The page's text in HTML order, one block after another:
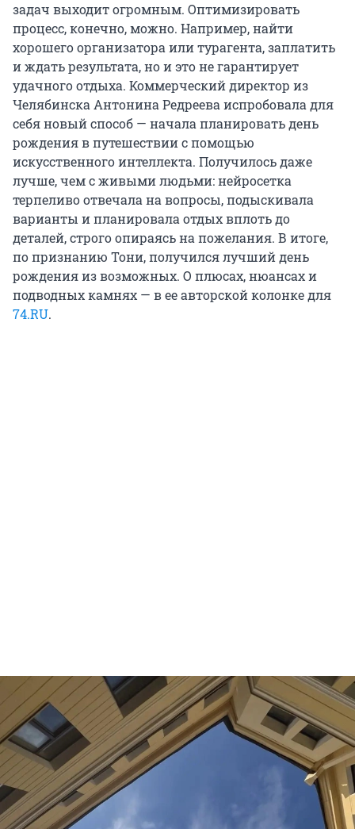
задач выходит огромным. Оптимизировать
процесс, конечно, можно. Например, найти
хорошего организатора или турагента, заплатить
и ждать результата, но и это не гарантирует
удачного отдыха. Коммерческий директор из
Челябинска Антонина Редреева испробовала для
себя новый способ — начала планировать день
рождения в путешествии с помощью
искусственного интеллекта. Получилось даже
лучше, чем с живыми людьми: нейросетка
терпеливо отвечала на вопросы, подыскивала
варианты и планировала отдых вплоть до
деталей, строго опираясь на пожелания. В итоге,
по признанию Тони, получился лучший день
рождения из возможных. О плюсах, нюансах и
подводных камнях — в ее авторской колонке для
74.RU.